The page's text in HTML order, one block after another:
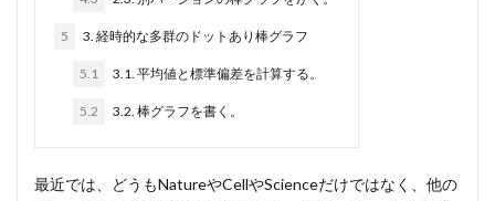
5 3. 経時的な多群のドットあり棒グラフ
5.1 3.1. 平均値と標準偏差を計算する。
5.2 3.2. 棒グラフを書く。
最近では、どうもNatureやCellやScienceだけではなく、他の